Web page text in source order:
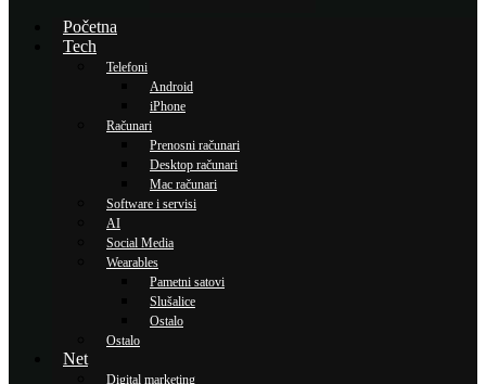
Početna
Tech
Telefoni
Android
iPhone
Računari
Prenosni računari
Desktop računari
Mac računari
Software i servisi
AI
Social Media
Wearables
Pametni satovi
Slušalice
Ostalo
Ostalo
Net
Digital marketing